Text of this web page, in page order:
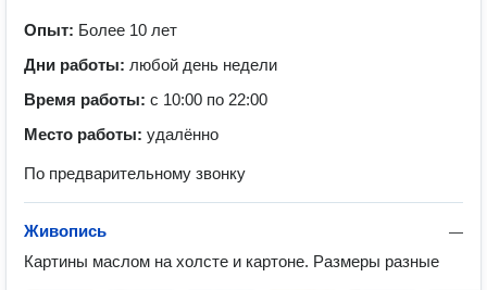
Опыт: Более 10 лет
Дни работы: любой день недели
Время работы: с 10:00 по 22:00
Место работы: удалённо
По предварительному звонку
—
Живопись
Картины маслом на холсте и картоне. Размеры разные